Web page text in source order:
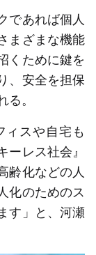
であれば個人
まざまな機能
くために鍵を
、安全を担保
る。
ィスや自宅も
ーレス社会』
齢化などの人
化のためのス
す」と、河瀬